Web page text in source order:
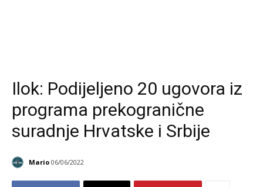
Ilok: Podijeljeno 20 ugovora iz
programa prekogranične
suradnje Hrvatske i Srbije
Mario 06/06/2022